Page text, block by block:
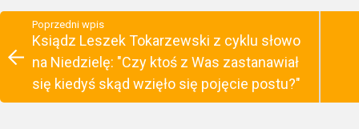
Poprzedni wpis
Ksiądz Leszek Tokarzewski z cyklu słowo
na Niedzielę: "Czy ktoś z Was zastanawiał
się kiedyś skąd wzięło się pojęcie postu?"